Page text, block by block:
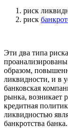
риск
риск
Эти два типа
образом,
ликвидности, и в
банковская
рынка, возникает
кредитная
ликвидностью
банкротства банка.